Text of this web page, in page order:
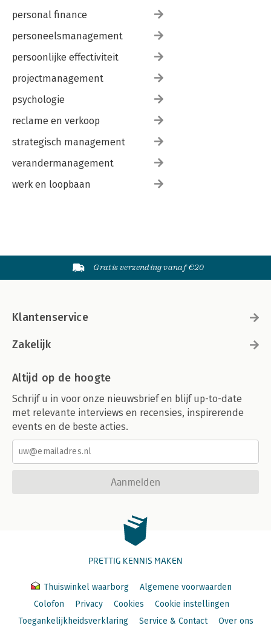
personal finance
personeelsmanagement
persoonlijke effectiviteit
projectmanagement
psychologie
reclame en verkoop
strategisch management
verandermanagement
werk en loopbaan
Gratis verzending vanaf €20
Klantenservice
Zakelijk
Altijd op de hoogte
Schrijf u in voor onze nieuwsbrief en blijf up-to-date
met relevante interviews en recensies, inspirerende
events en de beste acties.
Aanmelden
PRETTIG KENNIS MAKEN
Thuiswinkel waarborg
Algemene voorwaarden
Colofon
Privacy Cookies
Cookie instellingen
Toegankelijkheidsverklaring
Service & Contact Over ons